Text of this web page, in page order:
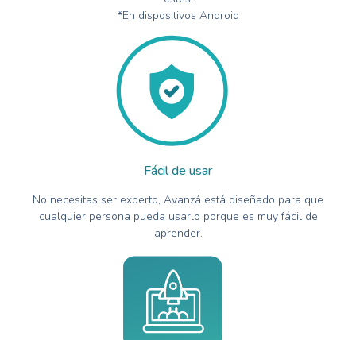
*En dispositivos Android
Fácil de usar
No necesitas ser experto, Avanzá está diseñado para que
cualquier persona pueda usarlo porque es muy fácil de
aprender.